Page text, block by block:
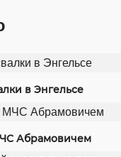
в Энгельсе
Абрамовичем